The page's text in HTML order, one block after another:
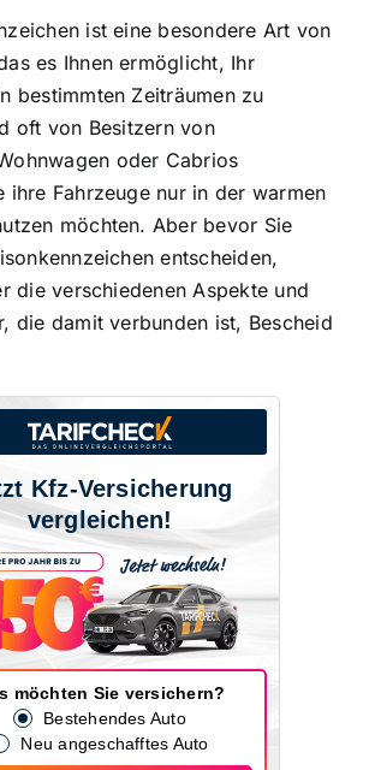
ist eine besondere Art von
es Ihnen ermöglicht, Ihr
bestimmten Zeiträumen zu
oft von Besitzern von
oder Cabrios
ihre Fahrzeuge nur in der warmen
möchten. Aber bevor Sie
entscheiden,
die verschiedenen Aspekte und
die damit verbunden ist, Bescheid
Kfz-Versicherung
vergleichen!
möchten Sie versichern?
Bestehendes Auto
Neu angeschafftes Auto